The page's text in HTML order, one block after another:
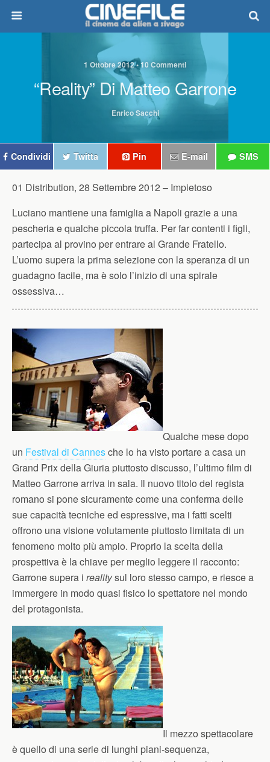
1 Ottobre 2012 • 10 Commenti
“Reality” Di Matteo Garrone
Enrico Sacchi
Condividi Twitta Pin E-mail SMS
01 Distribution, 28 Settembre 2012 – Impietoso
Luciano mantiene una famiglia a Napoli grazie a una
pescheria e qualche piccola truffa. Per far contenti i figli,
partecipa al provino per entrare al Grande Fratello.
L’uomo supera la prima selezione con la speranza di un
guadagno facile, ma è solo l’inizio di una spirale
ossessiva…
Qualche mese dopo
un Festival di Cannesche lo ha visto portare a casa un
Grand Prix della Giuria piuttosto discusso, l’ultimo film di
Matteo Garrone arriva in sala. Il nuovo titolo del regista
romano si pone sicuramente come una conferma delle
sue capacità tecniche ed espressive, ma i fatti scelti
offrono una visione volutamente piuttosto limitata di un
fenomeno molto più ampio. Proprio la scelta della
prospettiva è la chiave per meglio leggere il racconto:
Garrone supera i realitysul loro stesso campo, e riesce a
immergere in modo quasi fisico lo spettatore nel mondo
del protagonista.
Il mezzo spettacolare
è quello di una serie di lunghi piani-sequenza,